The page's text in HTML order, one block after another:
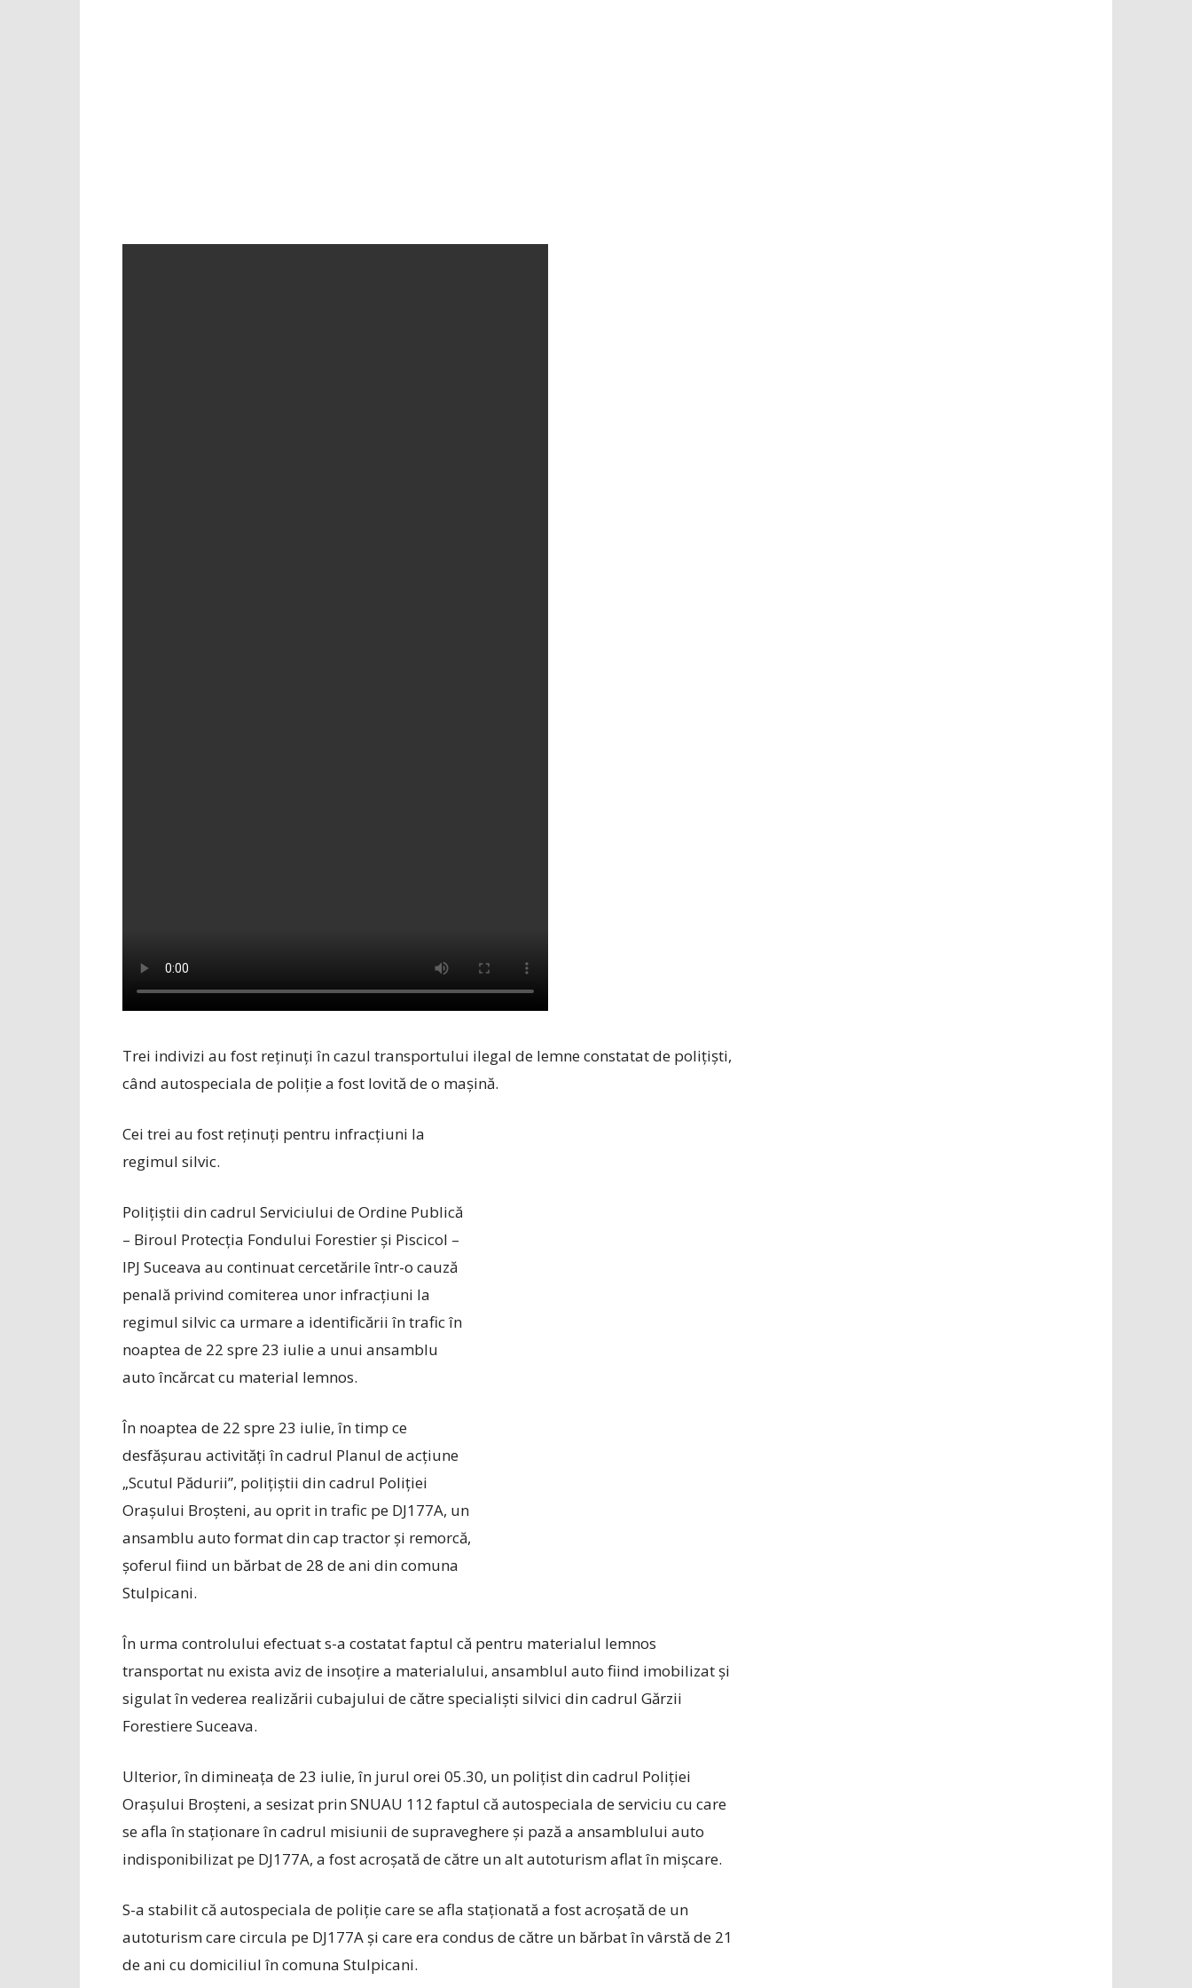
Trei indivizi au fost reținuți în cazul transportului ilegal de lemne constatat de polițiști,
când autospeciala de poliție a fost lovită de o mașină.
Cei trei au fost reținuți pentru infracțiuni la
regimul silvic.
Polițiștii din cadrul Serviciului de Ordine Publică
– Biroul Protecția Fondului Forestier și Piscicol –
IPJ Suceava au continuat cercetările într-o cauză
penală privind comiterea unor infracțiuni la
regimul silvic ca urmare a identificării în trafic în
noaptea de 22 spre 23 iulie a unui ansamblu
auto încărcat cu material lemnos.
În noaptea de 22 spre 23 iulie, în timp ce
desfășurau activități în cadrul Planul de acțiune
„Scutul Pădurii”, polițiștii din cadrul Poliției
Orașului Broșteni, au oprit in trafic pe DJ177A, un
ansamblu auto format din cap tractor și remorcă,
șoferul fiind un bărbat de 28 de ani din comuna
Stulpicani.
În urma controlului efectuat s-a costatat faptul că pentru materialul lemnos
transportat nu exista aviz de insoțire a materialului, ansamblul auto fiind imobilizat și
sigulat în vederea realizării cubajului de către specialiști silvici din cadrul Gărzii
Forestiere Suceava.
Ulterior, în dimineața de 23 iulie, în jurul orei 05.30, un polițist din cadrul Poliției
Orașului Broșteni, a sesizat prin SNUAU 112 faptul că autospeciala de serviciu cu care
se afla în staționare în cadrul misiunii de supraveghere și pază a ansamblului auto
indisponibilizat pe DJ177A, a fost acroșată de către un alt autoturism aflat în mișcare.
S-a stabilit că autospeciala de poliție care se afla staționată a fost acroșată de un
autoturism care circula pe DJ177A și care era condus de către un bărbat în vârstă de 21
de ani cu domiciliul în comuna Stulpicani.